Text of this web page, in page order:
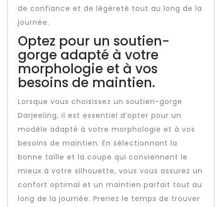
de confiance et de légèreté tout au long de la
journée.
Optez pour un soutien-
gorge adapté à votre
morphologie et à vos
besoins de maintien.
Lorsque vous choisissez un soutien-gorge
Darjeeling, il est essentiel d’opter pour un
modèle adapté à votre morphologie et à vos
besoins de maintien. En sélectionnant la
bonne taille et la coupe qui conviennent le
mieux à votre silhouette, vous vous assurez un
confort optimal et un maintien parfait tout au
long de la journée. Prenez le temps de trouver